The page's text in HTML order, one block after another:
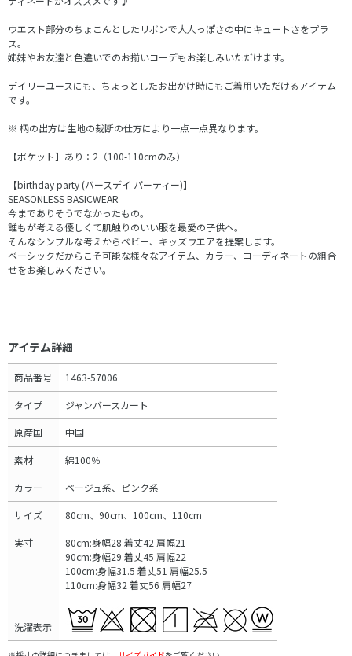
ウエスト部分のちょこんとしたリボンで大人っぽさの中にキュートさをプラ
ス。
姉妹やお友達と色違いでのお揃いコーデもお楽しみいただけます。
デイリーユースにも、ちょっとしたお出かけ時にもご着用いただけるアイテム
です。
※ 柄の出方は生地の裁断の仕方により一点一点異なります。
【ポケット】あり：2（100-110cmのみ）
【birthday party (バースデイ パーティー)】
SEASONLESS BASICWEAR
今までありそうでなかったもの。
誰もが考える優しくて肌触りのいい服を最愛の子供へ。
そんなシンプルな考えからベビー、キッズウエアを提案します。
ベーシックだからこそ可能な様々なアイテム、カラー、コーディネートの組合
せをお楽しみください。
アイテム詳細
商品番号 1463-57006
タイプ ジャンバースカート
原産国 中国
素材 綿100％
カラー ベージュ系、ピンク系
サイズ 80cm、90cm、100cm、110cm
実寸
80cm:身幅28 着丈42 肩幅21
90cm:身幅29 着丈45 肩幅22
100cm:身幅31.5 着丈51 肩幅25.5
110cm:身幅32 着丈56 肩幅27
洗濯表示